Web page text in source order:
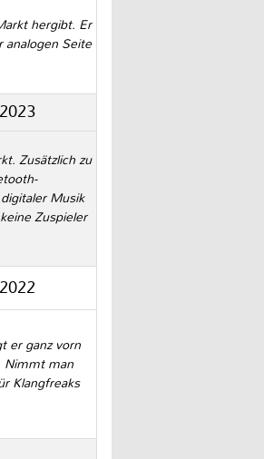
hergibt. Er
Seite
Zusätzlich zu
Musik
Zuspieler
er ganz vorn
Nimmt man
Klangfreaks